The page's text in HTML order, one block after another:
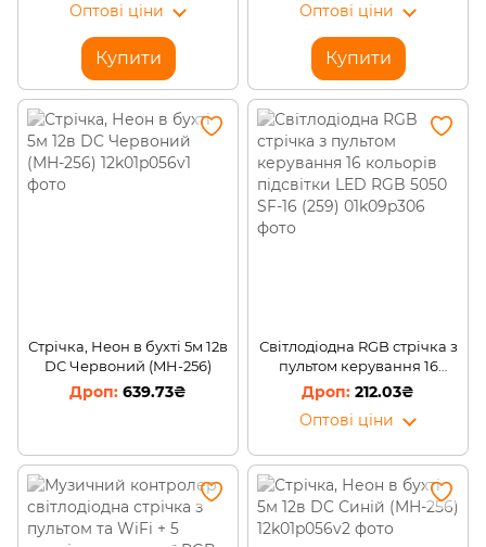
Оптові ціни
Купити
Оптові ціни
Купити
Стрічка, Неон в бухті 5м 12в
DC Червоний (MH-256)
639.73₴
Світлодіодна RGB стрічка з
пультом керування 16
кольорів підсвітки LED
RGB 5050 SF-16 (259)
212.03₴
Оптові ціни